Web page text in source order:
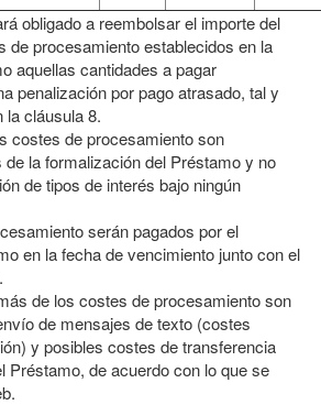
obligado a reembolsar el importe del
de procesamiento establecidos en la
aquellas cantidades a pagar
penalización por pago atrasado, tal y
la cláusula 8.
costes de procesamiento son
la formalización del Préstamo y no
de tipos de interés bajo ningún
serán pagados por el
en la fecha de vencimiento junto con el
de los costes de procesamiento son
de mensajes de texto (costes
y posibles costes de transferencia
Préstamo, de acuerdo con lo que se